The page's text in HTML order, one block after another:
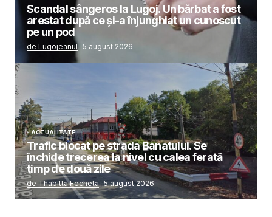
Scandal sângeros la Lugoj. Un bărbat a fost
arestat după ce și-a înjunghiat un cunoscut
pe un pod
de Lugojeanul 5 august 2026
ACTUALITATE
Trafic blocat pe strada Banatului. Se
închide trecerea la nivel cu calea ferată
timp de două zile
de Thabitta Fecheta 5 august 2026